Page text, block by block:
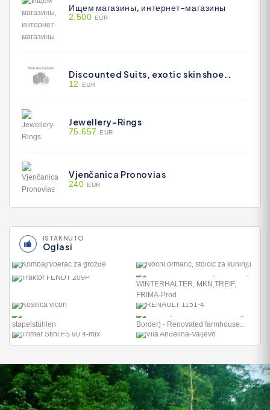
Ищем магазины, интернет-магазины
2.500 EUR
Discounted Suits, exotic skin shoe..
12 EUR
Jewellery-Rings
75.657 EUR
Vjenčanica Pronovias
240 EUR
ISTAKNUTO
Oglasi
NOĆNI ORMARIĆ, STOLČIĆ
1
MARVAL (HAUTE
VIENNE/DORDOGNE
BORD..
VILA ANĐELINA-VALJEVO